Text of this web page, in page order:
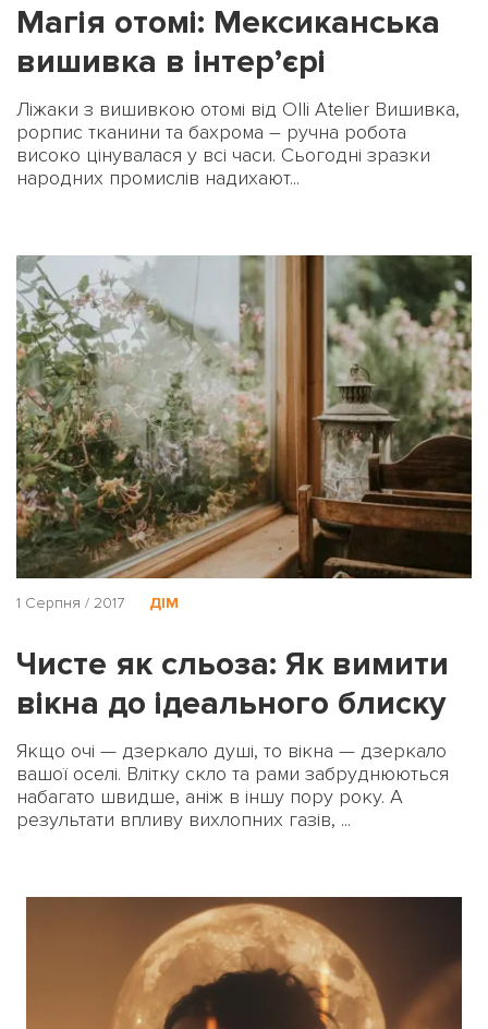
Магія отомі: Мексиканська
вишивка в інтер’єрі
Ліжаки з вишивкою отомі від Olli Atelier Вишивка,
роpпис тканини та бахрома – ручна робота
високо цінувалася у всі часи. Сьогодні зразки
народних промислів надихают...
1 Серпня / 2017 ДІМ
Чисте як сльоза: Як вимити
вікна до ідеального блиску
Якщо очі — дзеркало душі, то вікна — дзеркало
вашої оселі. Влітку скло та рами забруднюються
набагато швидше, аніж в іншу пору року. А
результати впливу вихлопних газів, ...
Авторизація
ЗАРЕЄСТРУВАТИСЯ
На вашому рахунку бонусів